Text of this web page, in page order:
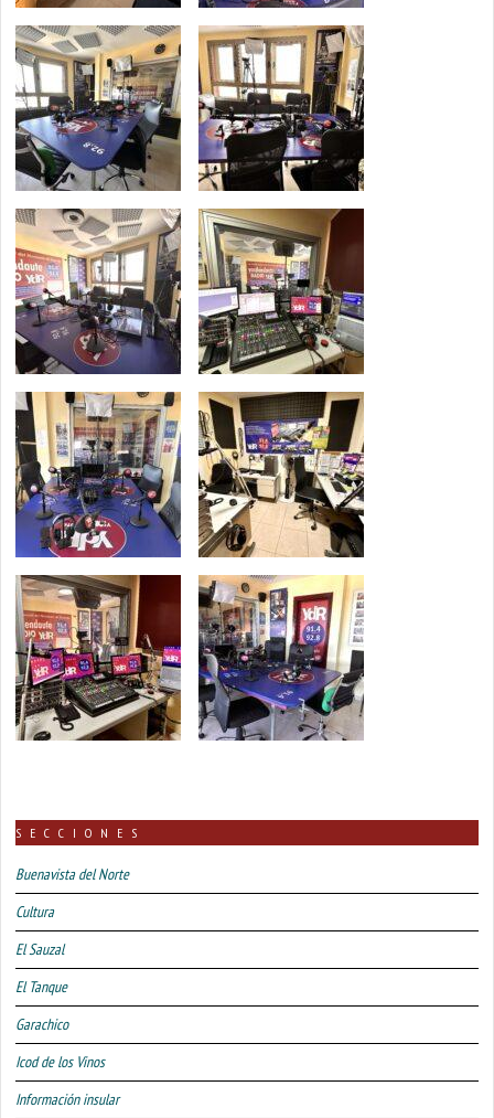
SECCIONES
Buenavista del Norte
Cultura
El Sauzal
El Tanque
Garachico
Icod de los Vinos
Información insular